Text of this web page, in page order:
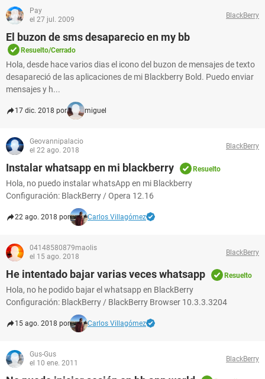
Pay
el 27 jul. 2009
BlackBerry
El buzon de sms desaparecio en my bb
Resuelto/Cerrado
Hola, desde hace varios dias el icono del buzon de mensajes de texto
desapareció de las aplicaciones de mi Blackberry Bold. Puedo enviar
mensajes y h...
17 dic. 2018 por miguel
Geovannipalacio
el 22 ago. 2018
BlackBerry
Instalar whatsapp en mi blackberry Resuelto
Hola, no puedo instalar whatsApp en mi Blackberry
Configuración: BlackBerry / Opera 12.16
22 ago. 2018 por Carlos Villagómez
04148580879maolis
el 15 ago. 2018
BlackBerry
He intentado bajar varias veces whatsapp Resuelto
Hola, no he podido bajar el whatsapp en BlackBerry
Configuración: BlackBerry / BlackBerry Browser 10.3.3.3204
15 ago. 2018 por Carlos Villagómez
Gus-Gus
el 10 ene. 2011
BlackBerry